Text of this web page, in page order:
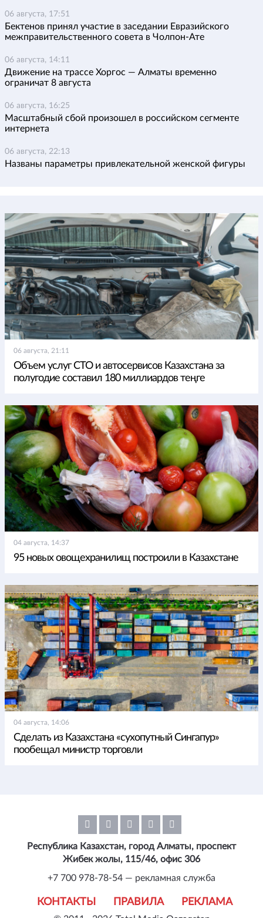
06 августа, 17:51
Бектенов принял участие в заседании Евразийского
межправительственного совета в Чолпон-Ате
06 августа, 14:11
Движение на трассе Хоргос — Алматы временно
ограничат 8 августа
06 августа, 16:25
Масштабный сбой произошел в российском сегменте
интернета
06 августа, 22:13
Названы параметры привлекательной женской фигуры
06 августа, 21:11
Объем услуг СТО и автосервисов Казахстана за
полугодие составил 180 миллиардов теңге
04 августа, 14:37
95 новых овощехранилищ построили в Казахстане
04 августа, 14:06
Сделать из Казахстана «сухопутный Сингапур»
пообещал министр торговли
КОНТАКТЫ ПРАВИЛА РЕКЛАМА
Республика Казахстан, город Алматы, проспект
Жибек жолы, 115/46, офис 306
+7 700 978-78-54 — рекламная служба